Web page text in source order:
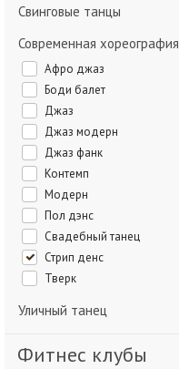
Свинговые танцы
Современная хореография
Афро джаз
Боди балет
Джаз
Джаз модерн
Джаз фанк
Контемп
Модерн
Пол дэнс
Свадебный танец
Стрип денс
Тверк
Уличный танец
Фитнес клубы